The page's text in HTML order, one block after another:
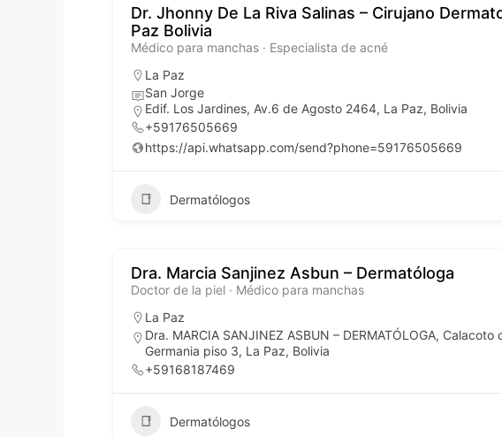
Dr. Jhonny De La Riva Salinas – Cirujano
Paz Bolivia
Médico para manchas · Especialista de acné
La Paz
San Jorge
Edif. Los Jardines, Av.6 de Agosto 2464, La Paz, Bolivia
+59176505669
https://api.whatsapp.com/send?phone=59176505669
Dermatólogos
Dra. Marcia Sanjinez Asbun – Dermatóloga
Doctor de la piel · Médico para manchas
La Paz
Dra. MARCIA SANJINEZ ASBUN – DERMATÓLOGA,
Germania piso 3, La Paz, Bolivia
+59168187469
Dermatólogos